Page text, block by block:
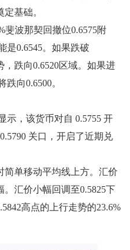
定基础。
斐波那契回撤位0.6575附
是0.6545。如果跌破
，跌向0.6520区域。如果进
向0.6500。
示，该货币对自 0.5755 开
关口，开启了近期兑
简单移动平均线上方。汇价
。汇价小幅回调至0.5825下
高点的上行走势的23.6%